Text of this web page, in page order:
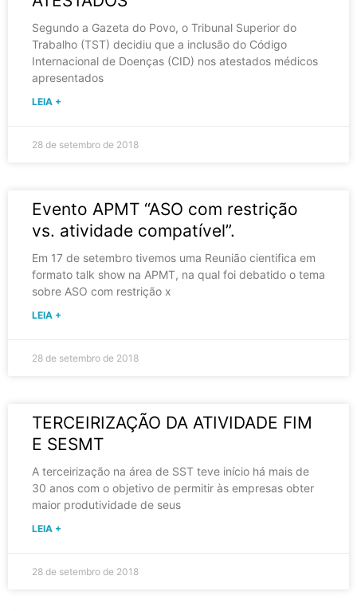
Segundo a Gazeta do Povo, o Tribunal Superior do
Trabalho (TST) decidiu que a inclusão do Código
Internacional de Doenças (CID) nos atestados médicos
apresentados
LEIA +
28 de setembro de 2018
Evento APMT “ASO com restrição
vs. atividade compatível”.
Em 17 de setembro tivemos uma Reunião cientifica em
formato talk show na APMT, na qual foi debatido o tema
sobre ASO com restrição x
LEIA +
28 de setembro de 2018
TERCEIRIZAÇÃO DA ATIVIDADE FIM
E SESMT
A terceirização na área de SST teve início há mais de
30 anos com o objetivo de permitir às empresas obter
maior produtividade de seus
LEIA +
28 de setembro de 2018